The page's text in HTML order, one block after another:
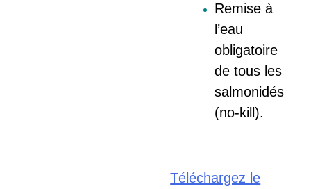
Remise à
l’eau
obligatoire
de tous les
salmonidés
(no-kill).
Téléchargez le